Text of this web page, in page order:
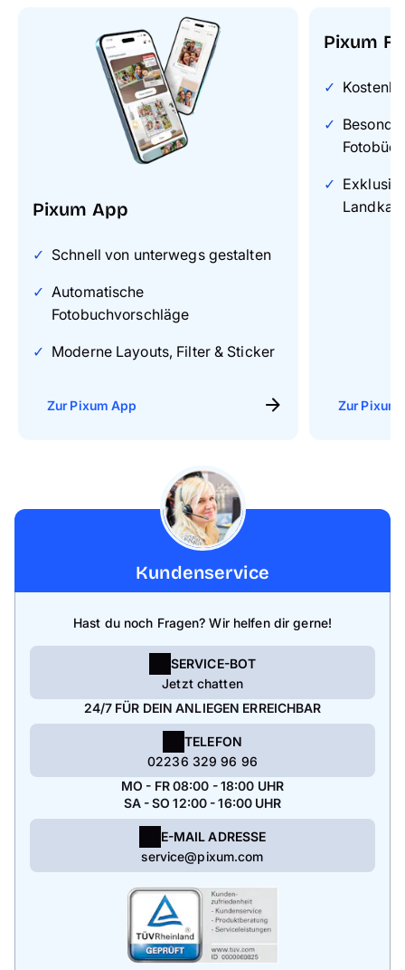
Pixum App
Schnell von unterwegs gestalten
Automatische
Fotobuchvorschläge
Moderne Layouts, Filter & Sticker
Zur Pixum App
Pixum
Zur Pixum
Kundenservice
Hast du noch Fragen? Wir helfen dir gerne!
SERVICE-BOT
Jetzt chatten
24/7 FÜR DEIN ANLIEGEN ERREICHBAR
TELEFON
02236 329 96 96
MO - FR 08:00 - 18:00 UHR
SA - SO 12:00 - 16:00 UHR
E-MAIL ADRESSE
service@pixum.com